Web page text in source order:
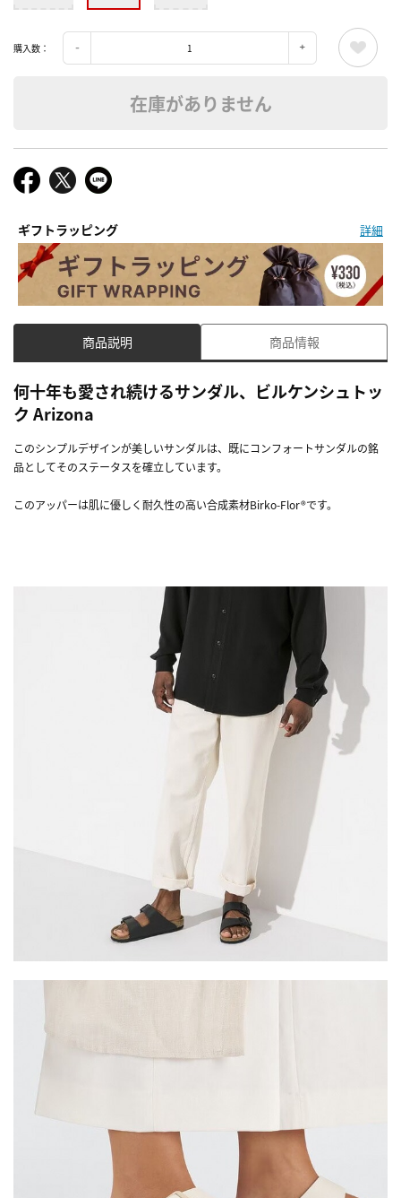
購入数：
在庫がありません
ギフトラッピング 詳細
商品説明 商品情報
何十年も愛され続けるサンダル、ビルケンシュトッ
ク Arizona
このシンプルデザインが美しいサンダルは、既にコンフォートサンダルの銘
品としてそのステータスを確立しています。
このアッパーは肌に優しく耐久性の高い合成素材Birko-Flor®です。